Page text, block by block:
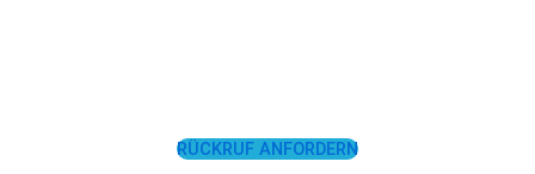
RÜCKRUF ANFORDERN